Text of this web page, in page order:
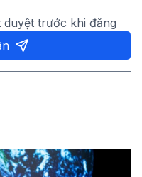
trước khi đăng